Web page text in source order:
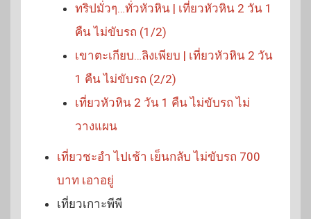
ทริปมั่วๆ…ทั่วหัวหิน | เที่ยวหัวหิน 2 วัน 1
คืน ไม่ขับรถ (1/2)
เขาตะเกียบ…ลิงเพียบ | เที่ยวหัวหิน 2 วัน
1 คืน ไม่ขับรถ (2/2)
เที่ยวหัวหิน 2 วัน 1 คืน ไม่ขับรถ ไม่
วางแผน
เที่ยวชะอำ ไปเช้า เย็นกลับ ไม่ขับรถ 700
บาท เอาอยู่
เที่ยวเกาะพีพี